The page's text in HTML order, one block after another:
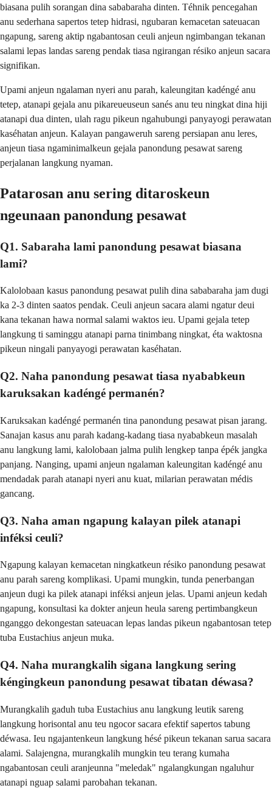
biasana pulih sorangan dina sababaraha dinten. Téhnik pencegahan
anu sederhana sapertos tetep hidrasi, ngubaran kemacetan sateuacan
ngapung, sareng aktip ngabantosan ceuli anjeun ngimbangan tekanan
salami lepas landas sareng pendak tiasa ngirangan résiko anjeun sacara
signifikan.
Upami anjeun ngalaman nyeri anu parah, kaleungitan kadéngé anu
tetep, atanapi gejala anu pikareueuseun sanés anu teu ningkat dina hiji
atanapi dua dinten, ulah ragu pikeun ngahubungi panyayogi perawatan
kaséhatan anjeun. Kalayan pangaweruh sareng persiapan anu leres,
anjeun tiasa ngaminimalkeun gejala panondung pesawat sareng
perjalanan langkung nyaman.
Patarosan anu sering ditaroskeun
ngeunaan panondung pesawat
Q1. Sabaraha lami panondung pesawat biasana
lami?
Kalolobaan kasus panondung pesawat pulih dina sababaraha jam dugi
ka 2-3 dinten saatos pendak. Ceuli anjeun sacara alami ngatur deui
kana tekanan hawa normal salami waktos ieu. Upami gejala tetep
langkung ti saminggu atanapi parna tinimbang ningkat, éta waktosna
pikeun ningali panyayogi perawatan kaséhatan.
Q2. Naha panondung pesawat tiasa nyababkeun
karuksakan kadéngé permanén?
Karuksakan kadéngé permanén tina panondung pesawat pisan jarang.
Sanajan kasus anu parah kadang-kadang tiasa nyababkeun masalah
anu langkung lami, kalolobaan jalma pulih lengkep tanpa épék jangka
panjang. Nanging, upami anjeun ngalaman kaleungitan kadéngé anu
mendadak parah atanapi nyeri anu kuat, milarian perawatan médis
gancang.
Q3. Naha aman ngapung kalayan pilek atanapi
inféksi ceuli?
Ngapung kalayan kemacetan ningkatkeun résiko panondung pesawat
anu parah sareng komplikasi. Upami mungkin, tunda penerbangan
anjeun dugi ka pilek atanapi inféksi anjeun jelas. Upami anjeun kedah
ngapung, konsultasi ka dokter anjeun heula sareng pertimbangkeun
nganggo dekongestan sateuacan lepas landas pikeun ngabantosan tetep
tuba Eustachius anjeun muka.
Q4. Naha murangkalih sigana langkung sering
kéngingkeun panondung pesawat tibatan déwasa?
Murangkalih gaduh tuba Eustachius anu langkung leutik sareng
langkung horisontal anu teu ngocor sacara efektif sapertos tabung
déwasa. Ieu ngajantenkeun langkung hésé pikeun tekanan sarua sacara
alami. Salajengna, murangkalih mungkin teu terang kumaha
ngabantosan ceuli aranjeunna "meledak" ngalangkungan ngaluhur
atanapi nguap salami parobahan tekanan.